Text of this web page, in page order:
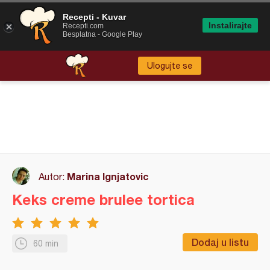
Ulogujte se
Autor: Marina Ignjatovic
60 min Dodaj u listu
Keks creme brulee tortica
Recepti - Kuvar
Recepti.com
Besplatna - Google Play
Instalirajte